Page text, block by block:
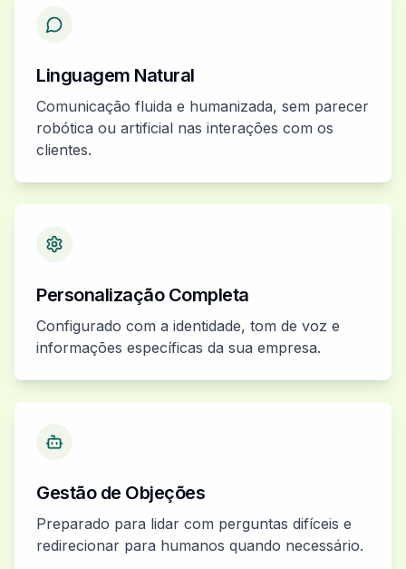
Linguagem Natural
Comunicação fluida e humanizada, sem parecer
robótica ou artificial nas interações com os
clientes.
Personalização Completa
Configurado com a identidade, tom de voz e
informações específicas da sua empresa.
Gestão de Objeções
Preparado para lidar com perguntas difíceis e
redirecionar para humanos quando necessário.